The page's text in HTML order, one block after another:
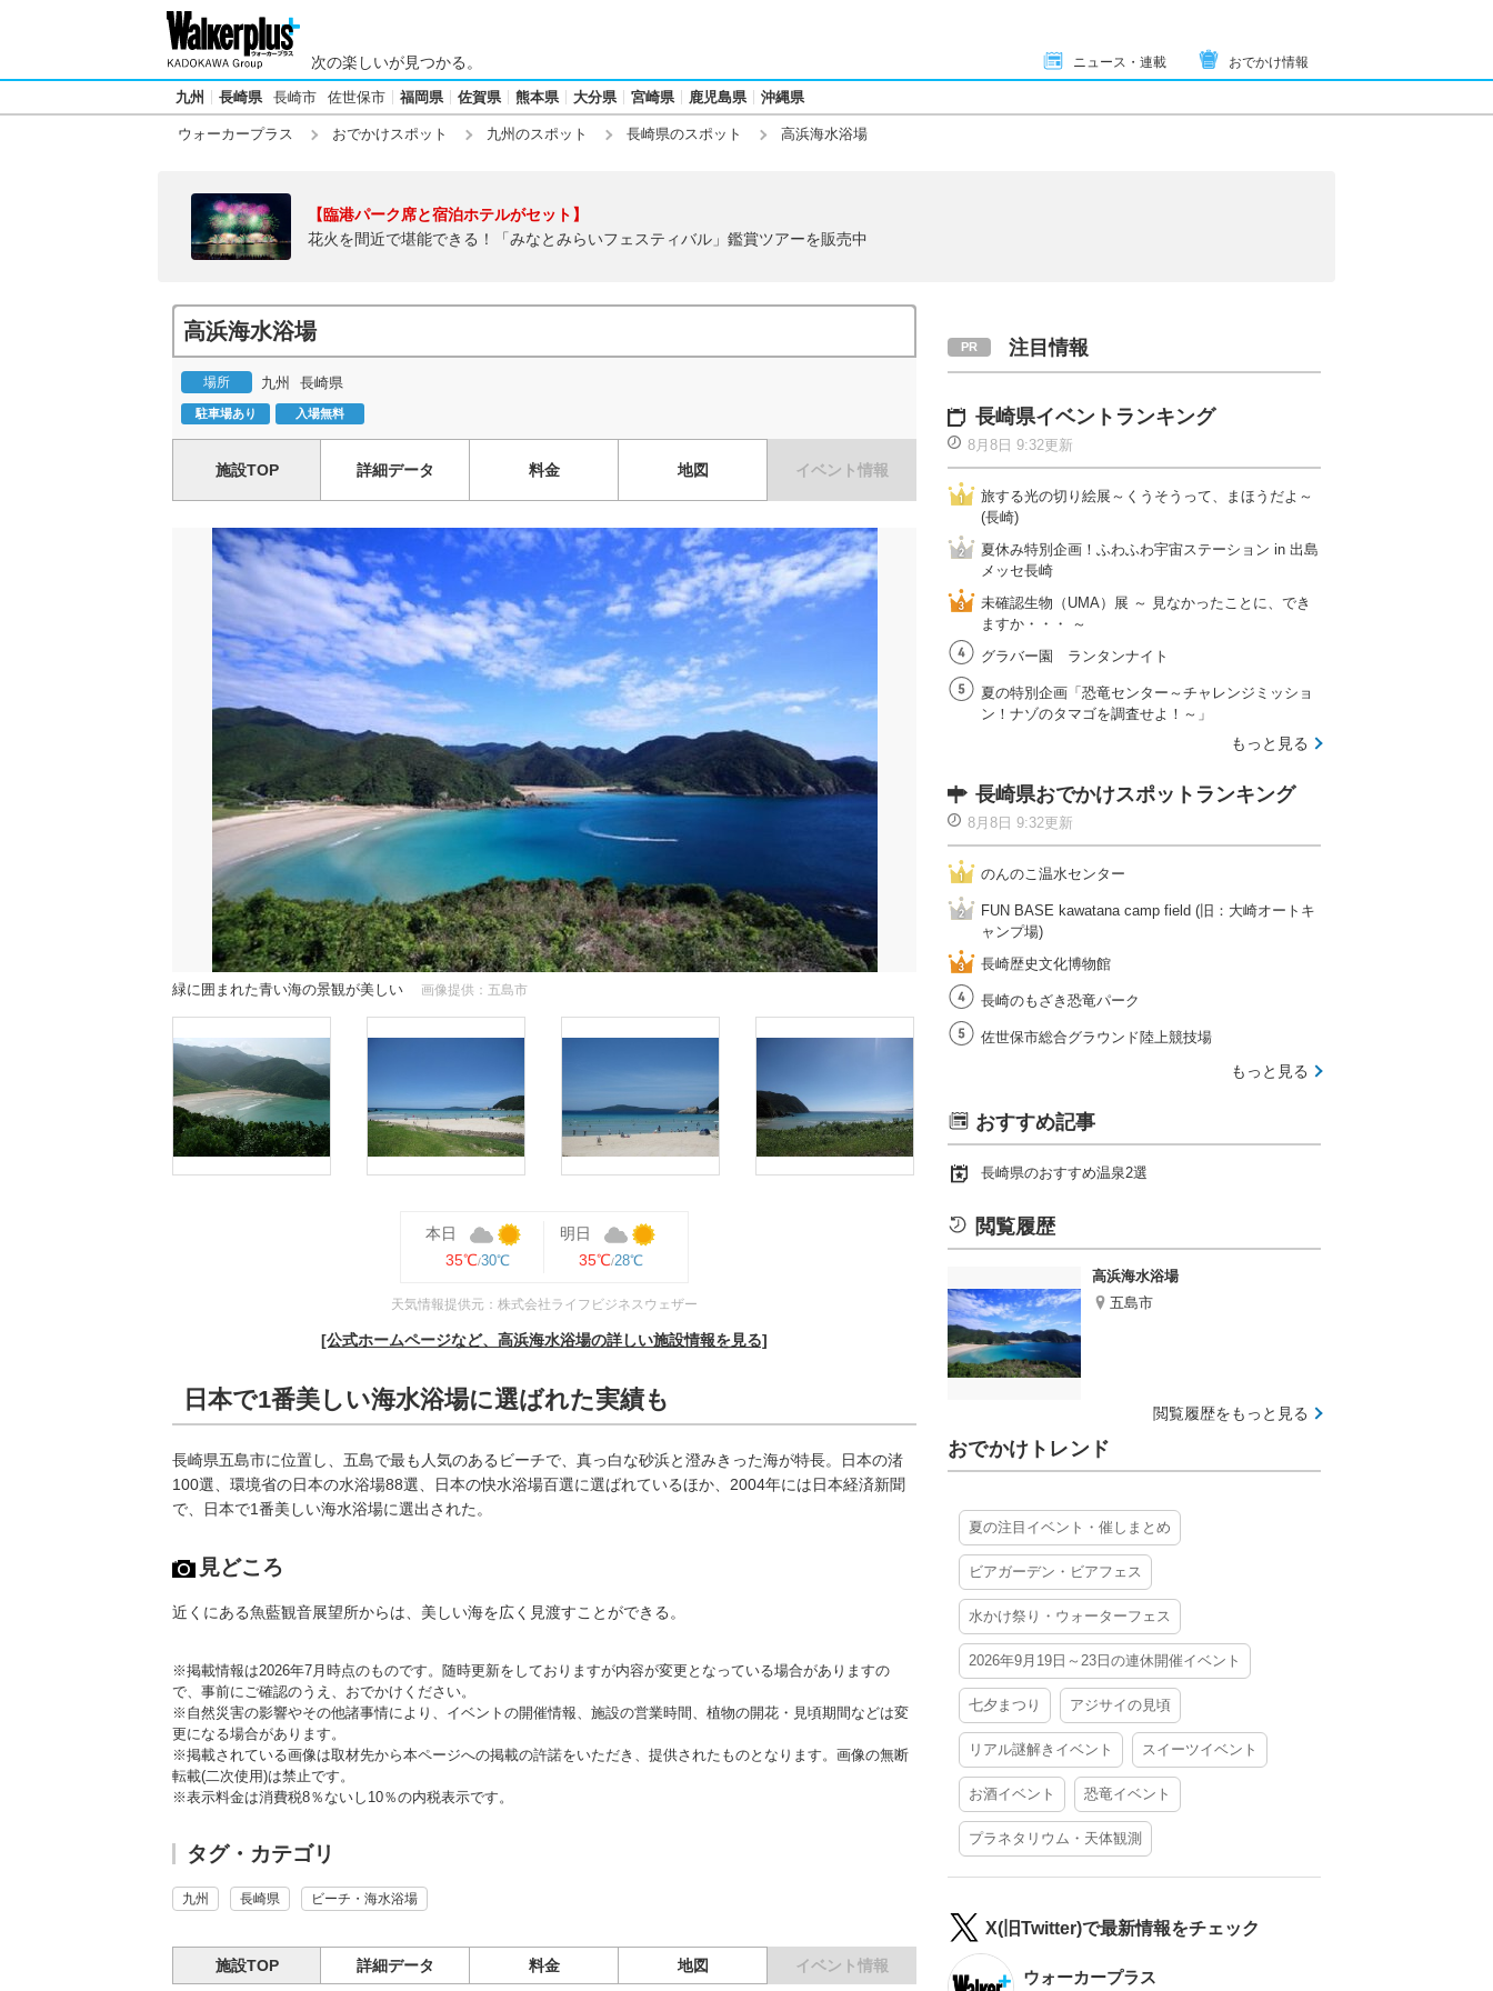
次の楽しいが見つかる。 ニュース・連載 おでかけ情報
九州 長崎県 長崎市 佐世保市 福岡県 佐賀県 熊本県 大分県 宮崎県 鹿児島県 沖縄県
ウォーカープラス おでかけスポット 九州のスポット 長崎県のスポット 高浜海水浴場
【臨港パーク席と宿泊ホテルがセット】
花火を間近で堪能できる！「みなとみらいフェスティバル」鑑賞ツアーを販売中
高浜海水浴場
場所 九州 長崎県
駐車場あり 入場無料
施設TOP 詳細データ 料金 地図 イベント情報
緑に囲まれた青い海の景観が美しい 画像提供：五島市
本日
35℃ 30℃
明日
35℃ 28℃
天気情報提供元：株式会社ライフビジネスウェザー
[公式ホームページなど、高浜海水浴場の詳しい施設情報を見る]
日本で1番美しい海水浴場に選ばれた実績も
長崎県五島市に位置し、五島で最も人気のあるビーチで、真っ白な砂浜と澄みきった海が特長。日本の渚
100選、環境省の日本の水浴場88選、日本の快水浴場百選に選ばれているほか、2004年には日本経済新聞
で、日本で1番美しい海水浴場に選出された。
見どころ
近くにある魚藍観音展望所からは、美しい海を広く見渡すことができる。
※掲載情報は2026年7月時点のものです。随時更新をしておりますが内容が変更となっている場合がありますの
で、事前にご確認のうえ、おでかけください。
※自然災害の影響やその他諸事情により、イベントの開催情報、施設の営業時間、植物の開花・見頃期間などは変
更になる場合があります。
※掲載されている画像は取材先から本ページへの掲載の許諾をいただき、提供されたものとなります。画像の無断
転載(二次使用)は禁止です。
※表示料金は消費税8％ないし10％の内税表示です。
タグ・カテゴリ
九州 長崎県 ビーチ・海水浴場
施設TOP 詳細データ 料金 地図 イベント情報
注目情報
長崎県イベントランキング
8月8日 9:32更新
旅する光の切り絵展～くうそうって、まほうだよ～
(長崎)
夏休み特別企画！ふわふわ宇宙ステーション in 出島
メッセ長崎
未確認生物（UMA）展 ～ 見なかったことに、でき
ますか・・・ ～
グラバー園 ランタンナイト
夏の特別企画「恐竜センター～チャレンジミッショ
ン！ナゾのタマゴを調査せよ！～」
もっと見る
長崎県おでかけスポットランキング
8月8日 9:32更新
のんのこ温水センター
FUN BASE kawatana camp field (旧：大崎オートキ
ャンプ場)
長崎歴史文化博物館
長崎のもざき恐竜パーク
佐世保市総合グラウンド陸上競技場
もっと見る
おすすめ記事
長崎県のおすすめ温泉2選
閲覧履歴
高浜海水浴場
五島市
閲覧履歴をもっと見る
おでかけトレンド
夏の注目イベント・催しまとめ
ビアガーデン・ビアフェス
水かけ祭り・ウォーターフェス
2026年9月19日～23日の連休開催イベント
七夕まつり アジサイの見頃
リアル謎解きイベント スイーツイベント
お酒イベント 恐竜イベント
プラネタリウム・天体観測
X(旧Twitter)で最新情報をチェック
ウォーカープラス